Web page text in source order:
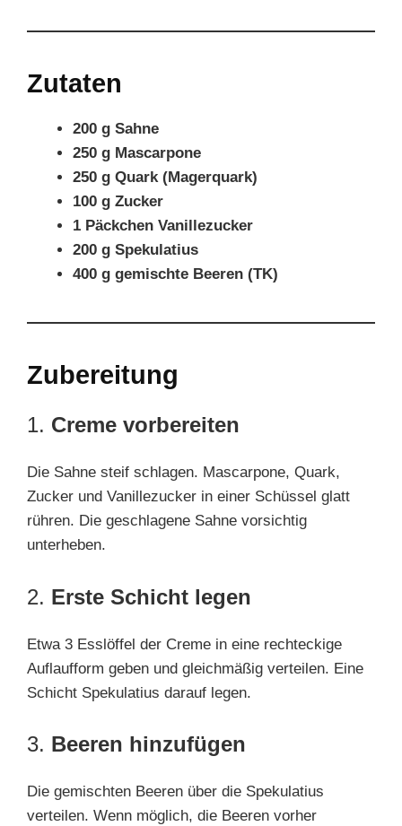
Zutaten
200 g Sahne
250 g Mascarpone
250 g Quark (Magerquark)
100 g Zucker
1 Päckchen Vanillezucker
200 g Spekulatius
400 g gemischte Beeren (TK)
Zubereitung
1. Creme vorbereiten
Die Sahne steif schlagen. Mascarpone, Quark,
Zucker und Vanillezucker in einer Schüssel glatt
rühren. Die geschlagene Sahne vorsichtig
unterheben.
2. Erste Schicht legen
Etwa 3 Esslöffel der Creme in eine rechteckige
Auflaufform geben und gleichmäßig verteilen. Eine
Schicht Spekulatius darauf legen.
3. Beeren hinzufügen
Die gemischten Beeren über die Spekulatius
verteilen. Wenn möglich, die Beeren vorher